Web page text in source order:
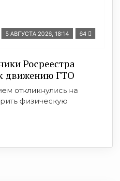
5 АВГУСТА 2026, 18:14 64
Росреестра
движению ГТО
откликнулись на
физическую